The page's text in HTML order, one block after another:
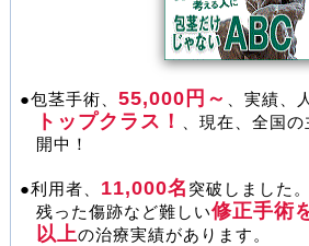
●包茎手術、 55,000円～ 、実績、
トップクラス！
、現在、全国
開中！
●利用者、 11,000名 突破しました
残った傷跡など難しい修正手術
以上の治療実績があります。